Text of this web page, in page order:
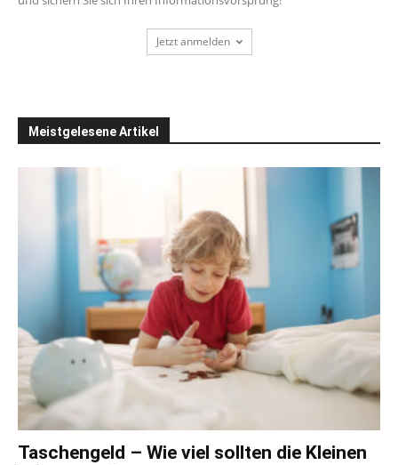
Jetzt anmelden
Meistgelesene Artikel
Taschengeld – Wie viel sollten die Kleinen